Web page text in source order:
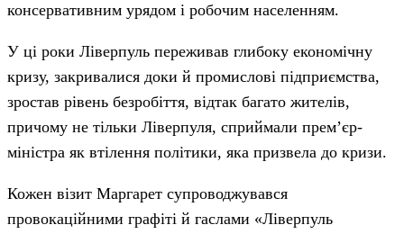
консервативним урядом і робочим населенням.
У ці роки Ліверпуль переживав глибоку економічну
кризу, закривалися доки й промислові підприємства,
зростав рівень безробіття, відтак багато жителів,
причому не тільки Ліверпуля, сприймали прем’єр-
міністра як втілення політики, яка призвела до кризи.
Кожен візит Маргарет супроводжувався
провокаційними графіті й гаслами «Ліверпуль